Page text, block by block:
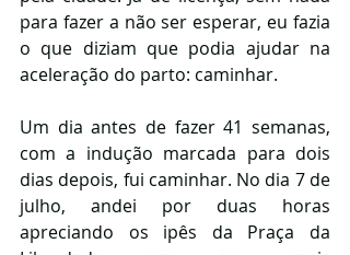
para fazer a não ser esperar, eu fazia
o que diziam que podia ajudar na
aceleração do parto: caminhar.
Um dia antes de fazer 41 semanas,
com a indução marcada para dois
dias depois, fui caminhar. No dia 7 de
julho, andei por duas horas
apreciando os ipês da Praça da